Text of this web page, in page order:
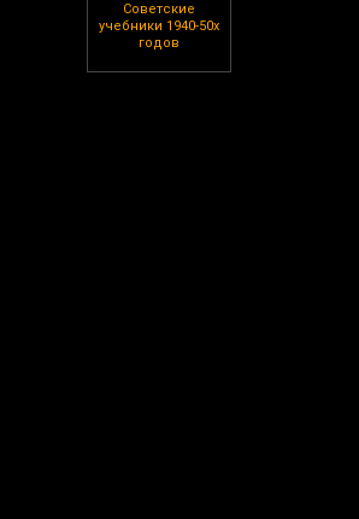
Советские
учебники 1940-50х
годов